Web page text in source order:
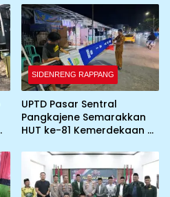
SIDENRENG RAPPANG
UPTD Pasar Sentral
Pangkajene Semarakkan
HUT ke-81 Kemerdekaan RI
Umbul-Umbul dan
Dekorasi Merah Putih